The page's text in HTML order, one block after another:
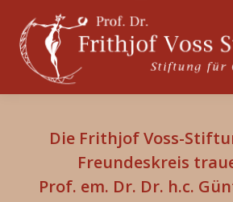
Die Frithjof Voss-
Freundeskreis
Prof. em. Dr. Dr. h.c.